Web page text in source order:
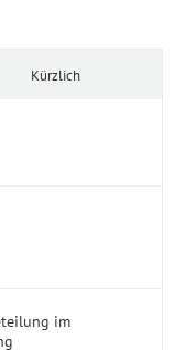
Kürzlich
im